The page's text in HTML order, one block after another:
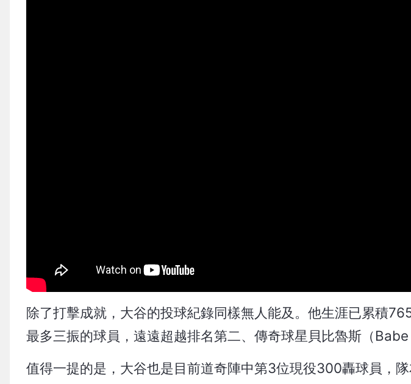
除了打擊成就，大谷的投球紀錄同樣無人能及。他生涯已累積
最多三振的球員，遠遠超越排名第二、傳奇球星貝比魯斯（Babe
值得一提的是，大谷也是目前道奇陣中第3位現役300轟球員，